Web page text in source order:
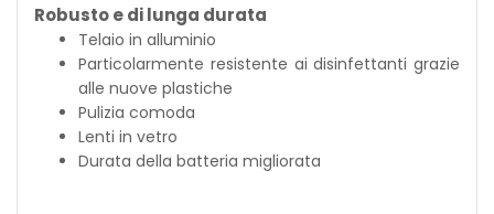
Robusto e di lunga durata
Telaio in alluminio
Particolarmente resistente ai disinfettanti grazie
alle nuove plastiche
Pulizia comoda
Lenti in vetro
Durata della batteria migliorata